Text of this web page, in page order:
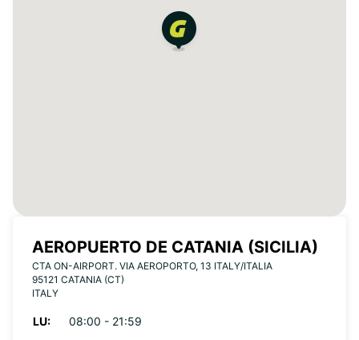
AEROPUERTO DE CATANIA (SICILIA)
CTA ON-AIRPORT. VIA AEROPORTO, 13 ITALY/ITALIA
95121 CATANIA (CT)
ITALY
LU:
08:00 - 21:59